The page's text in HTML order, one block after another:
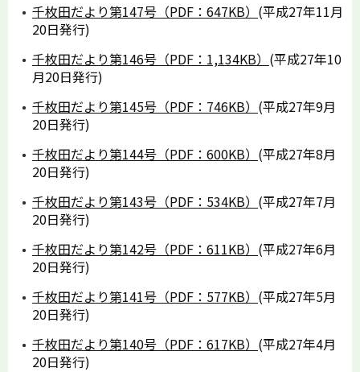
千枚田だより第147号（PDF：647KB） (平成27年11月
20日発行)
千枚田だより第146号（PDF：1,134KB） (平成27年10
月20日発行)
千枚田だより第145号（PDF：746KB） (平成27年9月
20日発行)
千枚田だより第144号（PDF：600KB） (平成27年8月
20日発行)
千枚田だより第143号（PDF：534KB） (平成27年7月
20日発行)
千枚田だより第142号（PDF：611KB） (平成27年6月
20日発行)
千枚田だより第141号（PDF：577KB） (平成27年5月
20日発行)
千枚田だより第140号（PDF：617KB） (平成27年4月
20日発行)